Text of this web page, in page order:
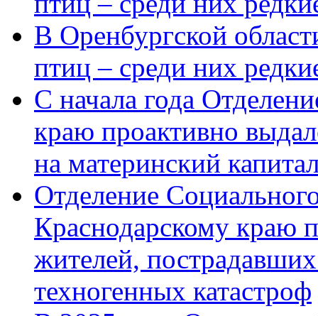
В Оренбургской
птиц – среди них
С начала года
краю проактивно
на материнский
Отделение
Краснодарскому краю
жителей,
техногенных катастроф